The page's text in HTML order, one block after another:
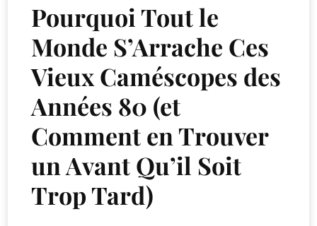
Pourquoi Tout le
Monde S’Arrache Ces
Vieux Caméscopes des
Années 80 (et
Comment en Trouver
un Avant Qu’il Soit
Trop Tard)